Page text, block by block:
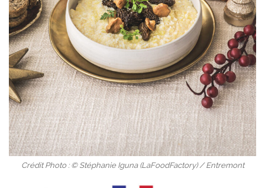
Crédit Photo : © Stéphanie Iguna (LaFoodFactory) / Entremont